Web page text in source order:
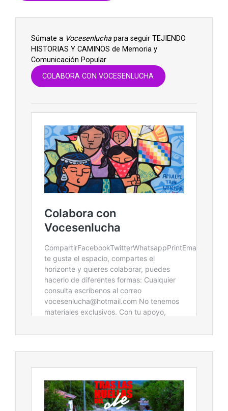
Súmate a Vocesenluchapara seguir TEJIENDO
HISTORIAS Y CAMINOS de Memoria y
Comunicación Popular
COLABORA CON VOCESENLUCHA